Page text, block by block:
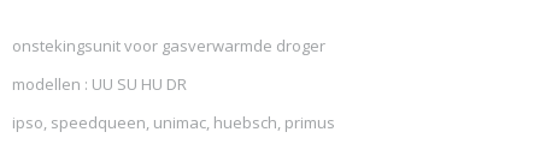
onstekingsunit voor gasverwarmde droger
modellen : UU SU HU DR
ipso, speedqueen, unimac, huebsch, primus